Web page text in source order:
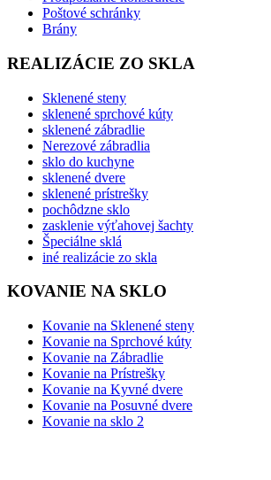
Poštové schránky
Brány
REALIZÁCIE ZO SKLA
Sklenené steny
sklenené sprchové kúty
sklenené zábradlie
Nerezové zábradlia
sklo do kuchyne
sklenené dvere
sklenené prístrešky
pochôdzne sklo
zasklenie výťahovej šachty
Špeciálne sklá
iné realizácie zo skla
KOVANIE NA SKLO
Kovanie na Sklenené steny
Kovanie na Sprchové kúty
Kovanie na Zábradlie
Kovanie na Prístrešky
Kovanie na Kyvné dvere
Kovanie na Posuvné dvere
Kovanie na sklo 2